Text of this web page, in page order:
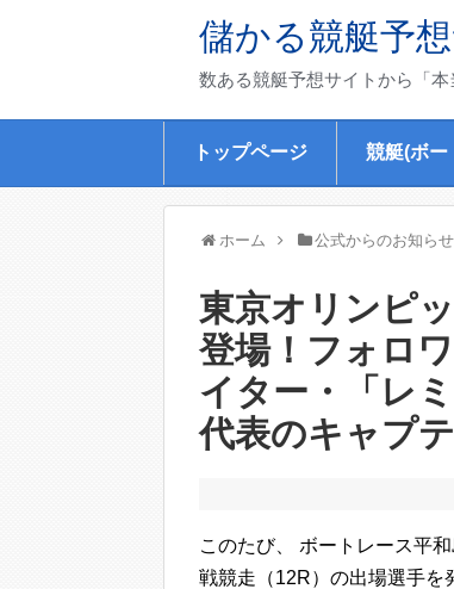
儲かる競艇予
数ある競艇予想サイトから「
トップページ 競艇(ボー
ホーム 公式からのお知らせ
東京オリンピ
登場！フォロ
イター・「レ
代表のキャプ
このたび、 ボートレース平
戦競走（12R）の出場選手を